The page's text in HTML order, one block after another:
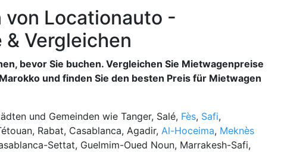
Locationauto -
Vergleichen
bevor Sie buchen. Vergleichen Sie Mietwagenpreise
und finden Sie den besten Preis für Mietwagen
und Gemeinden wie Tanger, Salé, Fès, Safi,
Rabat, Casablanca, Agadir, Al-Hoceima, Meknès
Settat, Guelmim-Oued Noun, Marrakesh-Safi,